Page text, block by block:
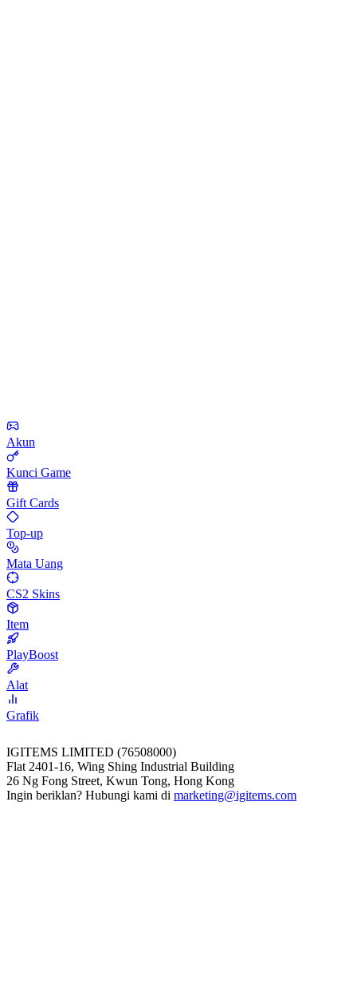
Akun
Kunci Game
Gift Cards
Top-up
Mata Uang
CS2 Skins
Item
PlayBoost
Alat
Grafik
IGITEMS LIMITED (76508000)
Flat 2401-16, Wing Shing Industrial Building
26 Ng Fong Street, Kwun Tong, Hong Kong
Ingin beriklan? Hubungi kami di marketing@igitems.com